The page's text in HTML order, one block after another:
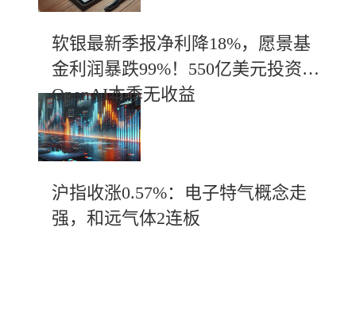
软银最新季报净利降18%，愿景基
金利润暴跌99%！550亿美元投资
OpenAI本季无收益
沪指收涨0.57%：电子特气概念走
强，和远气体2连板